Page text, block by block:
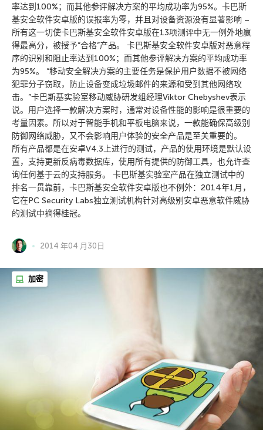
率达到100%；而其他参评解决方案的平均成功率为95%。卡巴斯
基安全软件安卓版的误报率为零，并且对设备资源没有显著影响 –
所有这一切使卡巴斯基安全软件安卓版在13项测评中无一例外地赢
得最高分，被授予”合格”产品。 卡巴斯基安全软件安卓版对恶意程
序的识别和阻止率达到100%；而其他参评解决方案的平均成功率
为95%。 “移动安全解决方案的主要任务是保护用户数据不被网络
犯罪分子窃取，防止设备变成垃圾邮件的来源和受到其他网络攻
击。”卡巴斯基实验室移动威胁研发组经理Viktor Chebyshev表示
说。用户选择一款解决方案时，通常对设备性能的影响是很重要的
考量因素。所以对于智能手机和平板电脑来说，一款能确保高级别
防御网络威胁，又不会影响用户体验的安全产品是至关重要的。
所有产品都是在安卓V4.3上进行的测试，产品的使用环境是默认设
置，支持更新反病毒数据库，使用所有提供的防御工具，也允许查
询任何基于云的支持服务。 卡巴斯基实验室产品在独立测试中的
排名一贯靠前，卡巴斯基安全软件安卓版也不例外：2014年1月，
它在PC Security Labs独立测试机构针对高级别安卓恶意软件威胁
的测试中摘得桂冠。
2014 年04 月30日
加密